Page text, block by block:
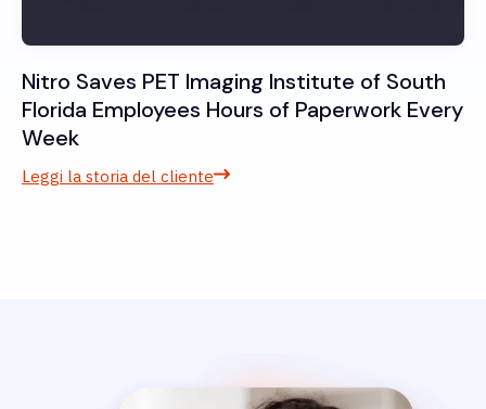
Nitro Saves PET Imaging Institute of South
Florida Employees Hours of Paperwork Every
Week
Leggi la storia del cliente